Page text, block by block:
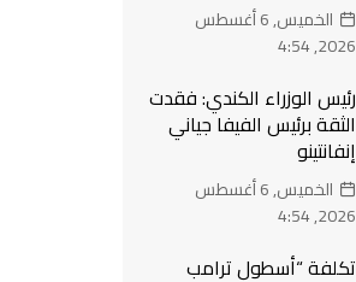
الخميس, 6 أغسطس
2026, 4:54
رئيس الوزراء الكندي: فقدت
الثقة برئيس الفيفا جياني
إنفانتينو
الخميس, 6 أغسطس
2026, 4:54
تكلفة “أسطول ترامب